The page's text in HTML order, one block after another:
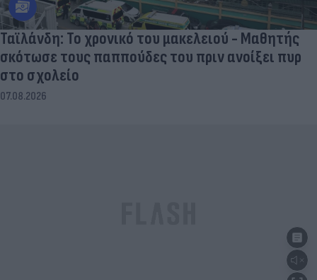
Ταϊλάνδη: Το χρονικό του μακελειού - Μαθητής
σκότωσε τους παππούδες του πριν ανοίξει πυρ
στο σχολείο
07.08.2026